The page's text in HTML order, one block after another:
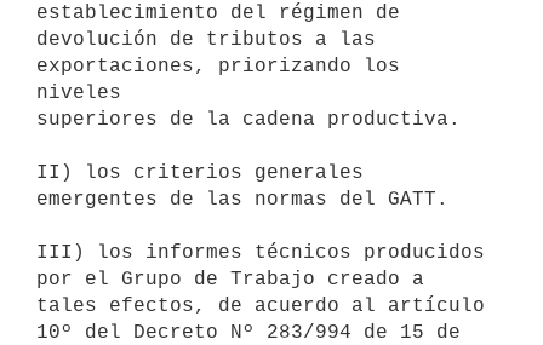
establecimiento del régimen de
devolución de tributos a las
exportaciones, priorizando los
niveles
superiores de la cadena productiva.
II) los criterios generales
emergentes de las normas del GATT.
III) los informes técnicos producidos
por el Grupo de Trabajo creado a
tales efectos, de acuerdo al artículo
10º del Decreto Nº 283/994 de 15 de